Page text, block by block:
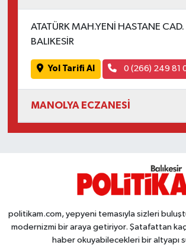
ATATÜRK MAH.YENİ HASTANE
BALIKESİR
Yol Tarifi Al 0 (266) 249 81
MANOLYA ECZANESİ
politikam.com, yepyeni temasıyla sizleri
modernizmi bir araya getiriyor. Şatafattan
haber okuyabilecekleri bir altyapı
SİYASET
TARİHTE BUGÜN
Trend